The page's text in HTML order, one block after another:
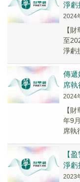
淨虧
2024
【
至
淨虧
傳遞
席執
2024
【
年9
席執
【
淨虧
2023